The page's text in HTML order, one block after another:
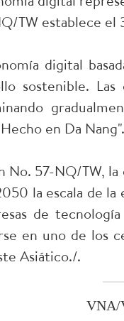
TW establece el
digital
sostenible.
en Da Nang".
57-NQ/TW,
la escala de
de
en uno de los
Asiático./.
VNA/